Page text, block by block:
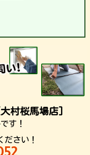
村桜馬場店]
す！
ださい！